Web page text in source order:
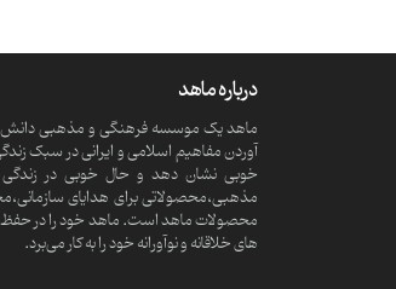
درباره ماهد
آوردن مفاهیم اسلامی و ایرانی در سبک
خوبی نشان دهد و حال خوبی در زندگی
مذهبی،محصولاتی برای هدایای
محصولات ماهد است. ماهد خود را در حفظ و
های خلاقانه و نوآورانه خود را به کار می‌برد.